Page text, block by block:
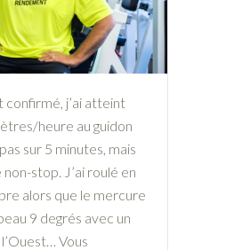
confirmé, j’ai atteint
heure au guidon
sur 5 minutes, mais
stop. J’ai roulé en
alors que le mercure
9 degrés avec un
Vous